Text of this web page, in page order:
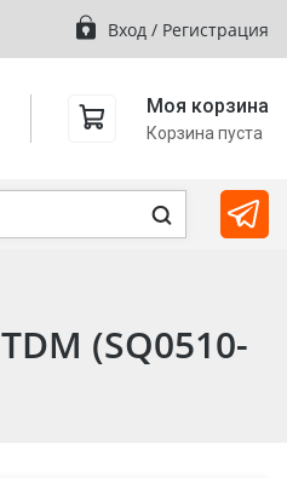
Вход / Регистрация
Моя корзина
Корзина пуста
(SQ0510-